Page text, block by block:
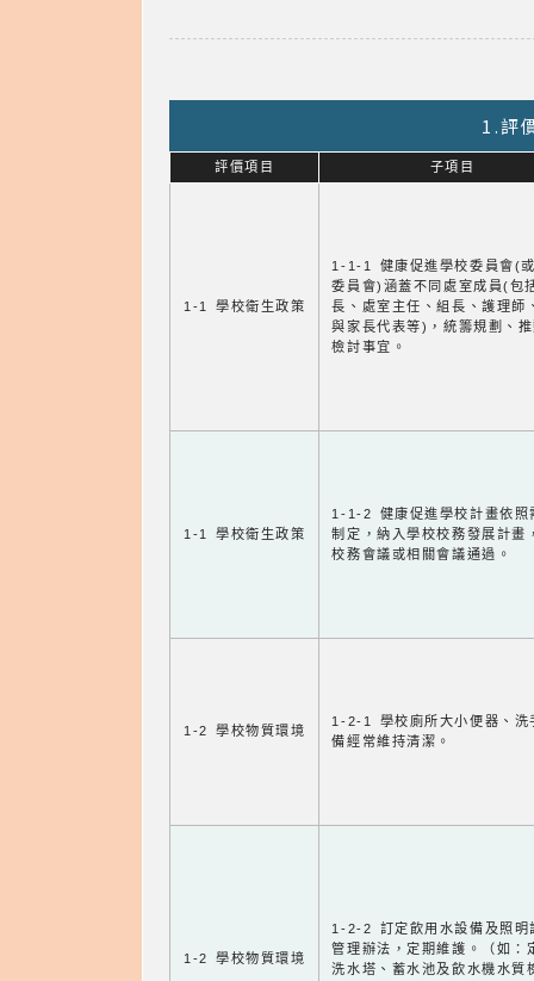
1.評
評價項目 子項目
1-1 學校衛生政策
1-1-1 健康促進學校委員會(
委員會)涵蓋不同處室成員(包
長、處室主任、組長、護理師
與家長代表等)，統籌規劃、
檢討事宜。
1-1 學校衛生政策
1-1-2 健康促進學校計畫依照
制定，納入學校校務發展計畫
校務會議或相關會議通過。
1-2 學校物質環境
1-2-1 學校廁所大小便器、洗
備經常維持清潔。
1-2 學校物質環境
1-2-2 訂定飲用水設備及照明
管理辦法，定期維護。（如：
洗水塔、蓄水池及飲水機水質